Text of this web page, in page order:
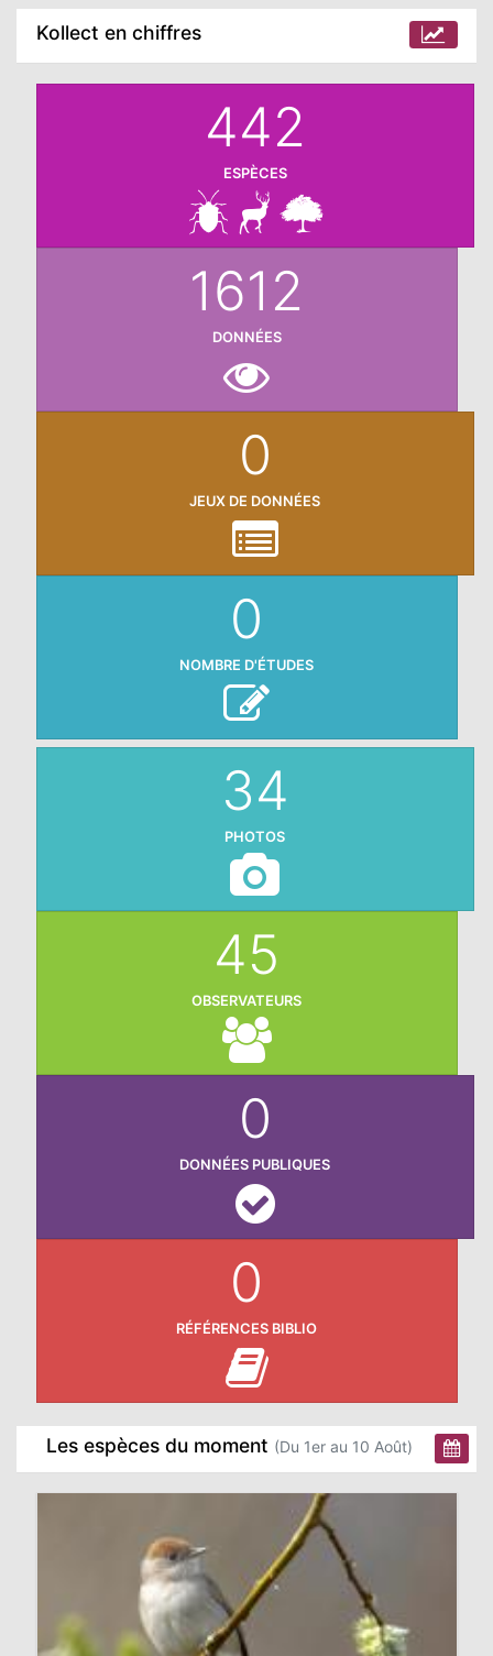
Kollect en chiffres
442
ESPÈCES
1612
DONNÉES
0
JEUX DE DONNÉES
0
NOMBRE D'ÉTUDES
34
PHOTOS
45
OBSERVATEURS
0
DONNÉES PUBLIQUES
0
RÉFÉRENCES BIBLIO
Les espèces du moment (Du 1er au 10 Août)